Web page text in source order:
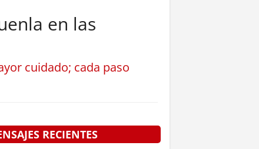
en las
cuidado; cada paso
RECIENTES